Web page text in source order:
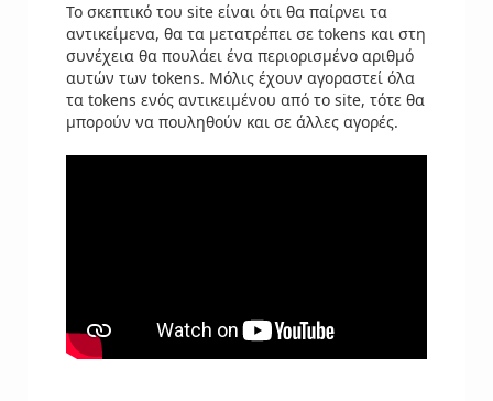
Το σκεπτικό του site είναι ότι θα παίρνει τα
αντικείμενα, θα τα μετατρέπει σε tokens και στη
συνέχεια θα πουλάει ένα περιορισμένο αριθμό
αυτών των tokens. Μόλις έχουν αγοραστεί όλα
τα tokens ενός αντικειμένου από το site, τότε θα
μπορούν να πουληθούν και σε άλλες αγορές.